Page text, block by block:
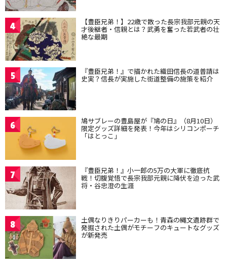
4 【豊臣兄弟！】22歳で散った長宗我部元親の天
才後継者・信親とは？武勇を奮った若武者の壮
絶な最期
5 『豊臣兄弟！』で描かれた織田信長の道普請は
史実？信長が実施した街道整備の施策を紹介
6 鳩サブレーの豊島屋が『鳩の日』（8月10日）
限定グッズ詳細を発表！今年はシリコンポーチ
「はとっこ」
7 『豊臣兄弟！』小一郎の5万の大軍に徹底抗
戦！切腹覚悟で長宗我部元親に降伏を迫った武
将・谷忠澄の生涯
8 土偶なりきりパーカーも！青森の縄文遺跡群で
発掘された土偶がモチーフのキュートなグッズ
が新発売